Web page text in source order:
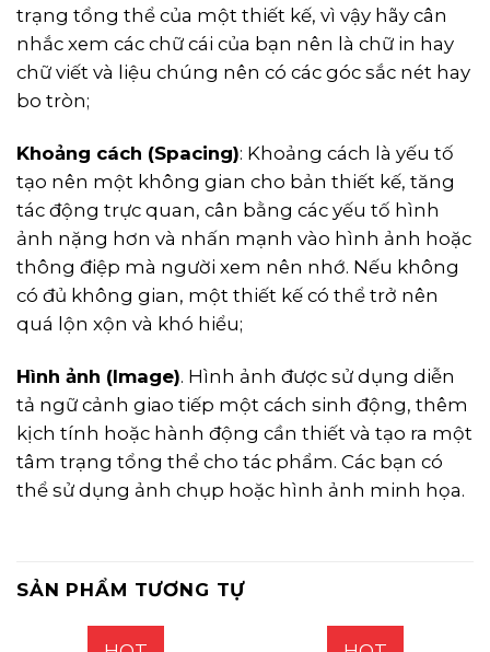
trạng tổng thể của một thiết kế, vì vậy hãy cân
nhắc xem các chữ cái của bạn nên là chữ in hay
chữ viết và liệu chúng nên có các góc sắc nét hay
bo tròn;
Khoảng cách (Spacing): Khoảng cách là yếu tố
tạo nên một không gian cho bản thiết kế, tăng
tác động trực quan, cân bằng các yếu tố hình
ảnh nặng hơn và nhấn mạnh vào hình ảnh hoặc
thông điệp mà người xem nên nhớ. Nếu không
có đủ không gian, một thiết kế có thể trở nên
quá lộn xộn và khó hiểu;
Hình ảnh (Image). Hình ảnh được sử dụng diễn
tả ngữ cảnh giao tiếp một cách sinh động, thêm
kịch tính hoặc hành động cần thiết và tạo ra một
tâm trạng tổng thể cho tác phẩm. Các bạn có
thể sử dụng ảnh chụp hoặc hình ảnh minh họa.
SẢN PHẨM TƯƠNG TỰ